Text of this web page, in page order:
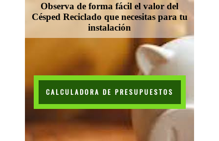
Observa de forma fácil el valor del
Césped Reciclado que necesitas para tu
instalación
CALCULADORA DE PRESUPUESTOS